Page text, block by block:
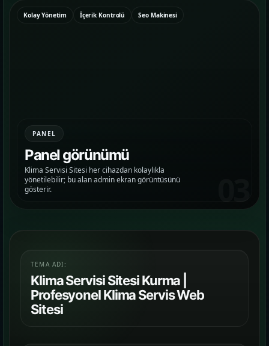
sahnelerini karşılaştırın.
Kurulum, içerik ve teslim kapsamını daha net
Farklı iş kollarında nasıl bir vitrin
kurulduğunu inceleyin.
PANEL
Panel görünümü
Klima Servisi Sitesi her cihazdan kolaylıkla
yönetilebilir; bu alan admin ekran görüntüsünü
gösterir.
Kolay Yönetim İçerik Kontrolü Seo Makinesi
03
TEMA ADI:
Klima Servisi Sitesi Kurma |
Profesyonel Klima Servis Web
Sitesi